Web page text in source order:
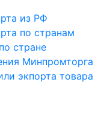
из РФ
по странам
стране
Минпромторга
экпорта товара